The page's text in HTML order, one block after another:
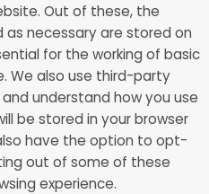
Out of these, the
necessary are stored on
for the working of basic
We also use third-party
understand how you use
be stored in your browser
have the option to opt-
out of some of these
experience.